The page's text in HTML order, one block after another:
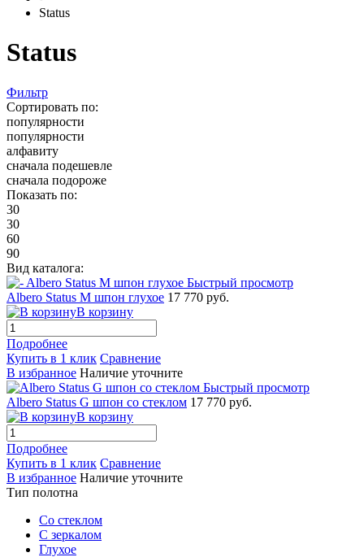
Status
Status
Фильтр
Сортировать по:
популярности
популярности
алфавиту
сначала подешевле
сначала подороже
Показать по:
30
30
60
90
Вид каталога:
Быстрый просмотр
Albero Status M шпон глухое 17 770 руб.
В корзину
Подробнее
Купить в 1 клик Сравнение
В избранное Наличие уточните
Быстрый просмотр
Albero Status G шпон со стеклом 17 770 руб.
В корзину
Подробнее
Купить в 1 клик Сравнение
В избранное Наличие уточните
Тип полотна
Со стеклом
С зеркалом
Глухое